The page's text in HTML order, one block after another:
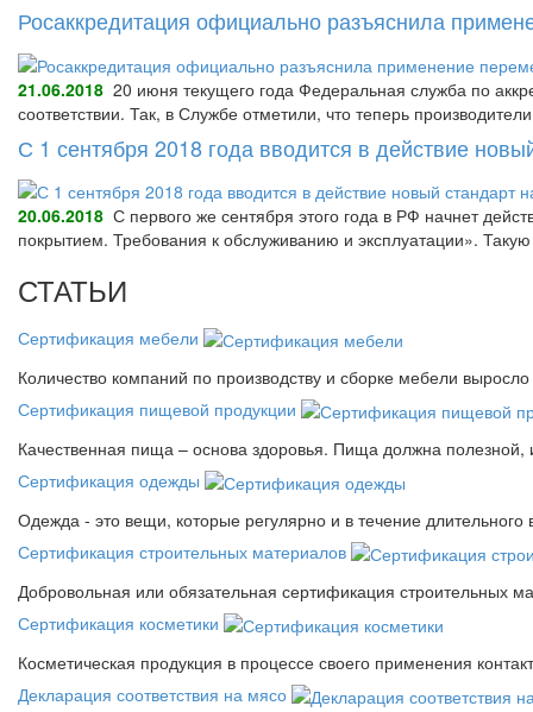
Росаккредитация официально разъяснила
21.06.2018 20 июня текущего года Федеральная служба по
соответствии. Так, в Службе отметили, что теперь
С 1 сентября 2018 года вводится в действие
20.06.2018 С первого же сентября этого года в РФ начнет
покрытием. Требования к обслуживанию и эксплуатации».
СТАТЬИ
Сертификация мебели
Количество компаний по производству и сборке мебели
Сертификация пищевой продукции
Качественная пища – основа здоровья. Пища должна
Сертификация одежды
Одежда - это вещи, которые регулярно и в течение
Сертификация строительных материалов
Добровольная или обязательная сертификация строительных
Сертификация косметики
Косметическая продукция в процессе своего применения
Декларация соответствия на мясо